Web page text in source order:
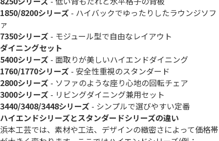
1850/8200シリーズ - ハイバックでゆったりしたラウンジソフ
ァ
7350シリーズ - モジュール型で自由なレイアウト
ダイニングセット
5400シリーズ - 面取りが美しいハイエンドダイニング
1760/1770シリーズ - 安全性重視のスタンダード
2800シリーズ - ソファのような座り心地の回転チェア
3000シリーズ - リビングダイニング兼用セット
3440/3408/3448シリーズ - シンプルで選びやすい定番
ハイエンドシリーズとスタンダードシリーズの違い
浜本工芸では、素材や工法、デザインの緻密さによって価格帯